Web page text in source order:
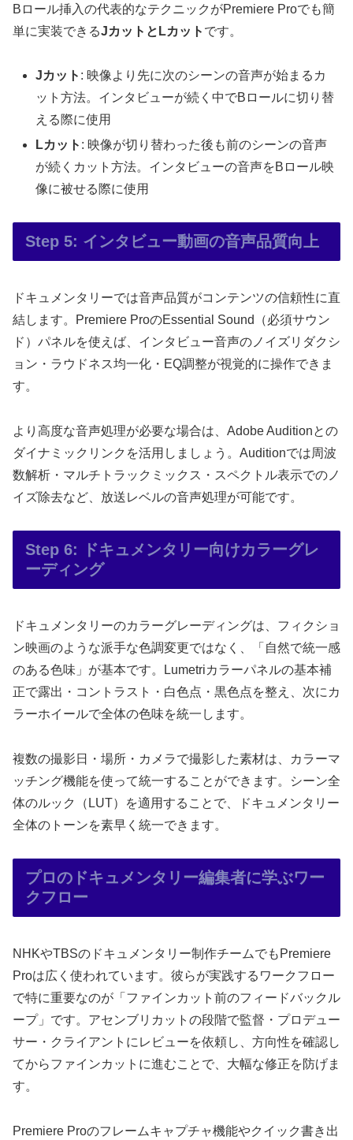
Bロール挿入の代表的なテクニックがPremiere Proでも簡
単に実装できるJカットとLカット です。
Jカット : 映像より先に次のシーンの音声が始まるカ
ット方法。インタビューが続く中でBロールに切り替
える際に使用
Lカット : 映像が切り替わった後も前のシーンの音声
が続くカット方法。インタビューの音声をBロール映
像に被せる際に使用
Step 5: インタビュー動画の音声品質向上
ドキュメンタリーでは音声品質がコンテンツの信頼性に直
結します。Premiere ProのEssential Sound（必須サウン
ド）パネルを使えば、インタビュー音声のノイズリダクシ
ョン・ラウドネス均一化・EQ調整が視覚的に操作できま
す。
より高度な音声処理が必要な場合は、Adobe Auditionとの
ダイナミックリンクを活用しましょう。Auditionでは周波
数解析・マルチトラックミックス・スペクトル表示でのノ
イズ除去など、放送レベルの音声処理が可能です。
Step 6: ドキュメンタリー向けカラーグレ
ーディング
ドキュメンタリーのカラーグレーディングは、フィクショ
ン映画のような派手な色調変更ではなく、「自然で統一感
のある色味」が基本です。Lumetriカラーパネルの基本補
正で露出・コントラスト・白色点・黒色点を整え、次にカ
ラーホイールで全体の色味を統一します。
複数の撮影日・場所・カメラで撮影した素材は、カラーマ
ッチング機能を使って統一することができます。シーン全
体のルック（LUT）を適用することで、ドキュメンタリー
全体のトーンを素早く統一できます。
プロのドキュメンタリー編集者に学ぶワー
クフロー
NHKやTBSのドキュメンタリー制作チームでもPremiere
Proは広く使われています。彼らが実践するワークフロー
で特に重要なのが「ファインカット前のフィードバックル
ープ」です。アセンブリカットの段階で監督・プロデュー
サー・クライアントにレビューを依頼し、方向性を確認し
てからファインカットに進むことで、大幅な修正を防げま
す。
Premiere Proのフレームキャプチャ機能やクイック書き出